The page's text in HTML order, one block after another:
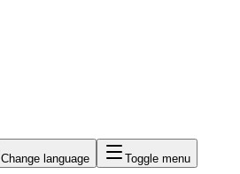
Change language Toggle menu